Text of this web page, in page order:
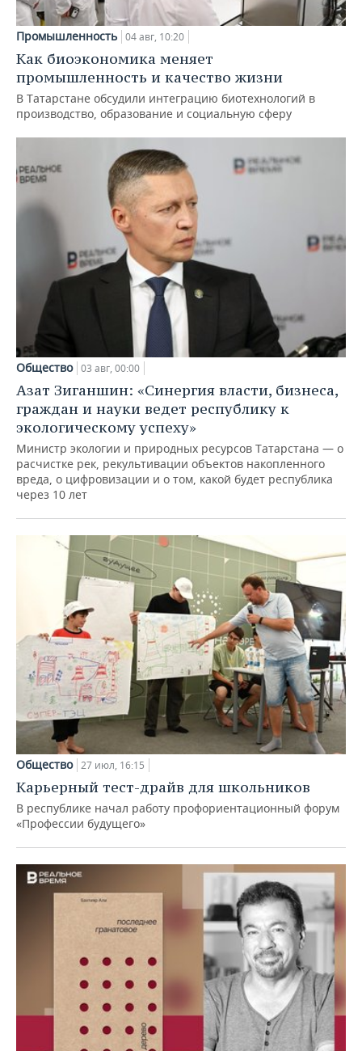
Промышленность 04 авг, 10:20
Как биоэкономика меняет
промышленность и качество жизни
В Татарстане обсудили интеграцию биотехнологий в
производство, образование и социальную сферу
Общество 03 авг, 00:00
Азат Зиганшин: «Синергия власти, бизнеса,
граждан и науки ведет республику к
экологическому успеху»
Министр экологии и природных ресурсов Татарстана — о
расчистке рек, рекультивации объектов накопленного
вреда, о цифровизации и о том, какой будет республика
через 10 лет
Общество 27 июл, 16:15
Карьерный тест-драйв для школьников
В республике начал работу профориентационный форум
«Профессии будущего»